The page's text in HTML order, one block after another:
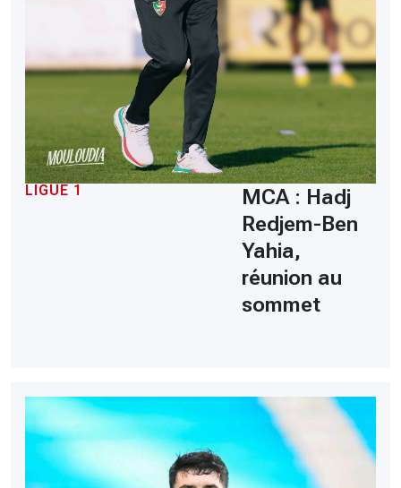
LIGUE 1
MCA : Hadj
Redjem-Ben
Yahia,
réunion au
sommet